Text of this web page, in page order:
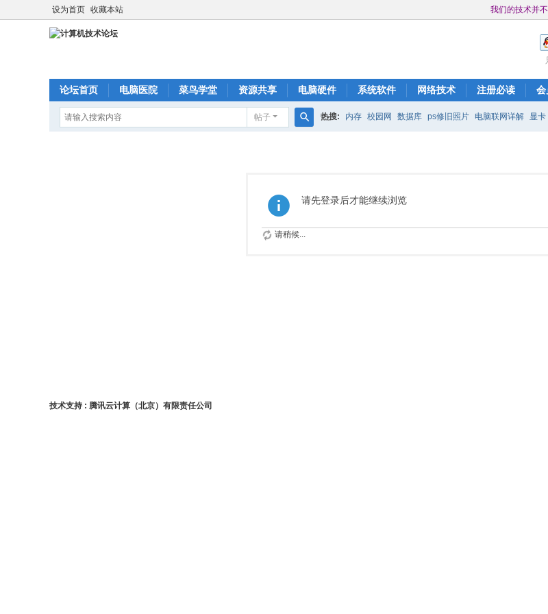
设为首页 收藏本站 我们的技术并
论坛首页 电脑医院 菜鸟学堂 资源共享 电脑硬件 系统软件 网络技术 注册必读 会
帖子 热搜: 内存 校园网 数据库 ps修旧照片 电脑联网详解 显卡
请先登录后才能继续浏览
请稍候...
技术支持 : 腾讯云计算（北京）有限责任公司